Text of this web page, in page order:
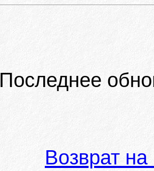
Последнее
Возврат